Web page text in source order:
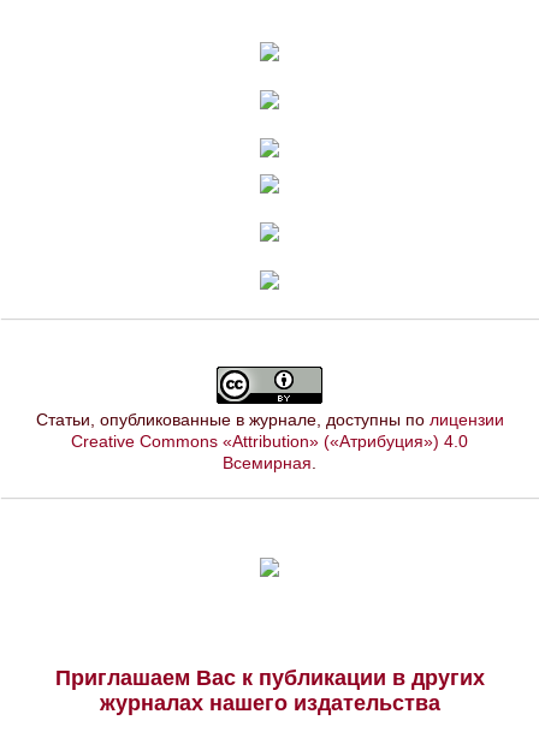
Статьи, опубликованные в журнале, доступны по лицензии
Creative Commons «Attribution» («Атрибуция») 4.0
Всемирная
Приглашаем Вас к публикации в других
журналах нашего издательства